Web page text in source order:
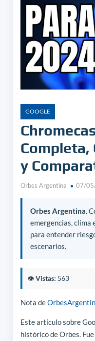
GOOGLE
Completa,
y
Orbes Argentina 07/
Orbes Argentina.
emergencias, clima
para entender
escenarios.
👁️Vistas: 563
Nota de
Este artículo sobre
histórico de Orbes.